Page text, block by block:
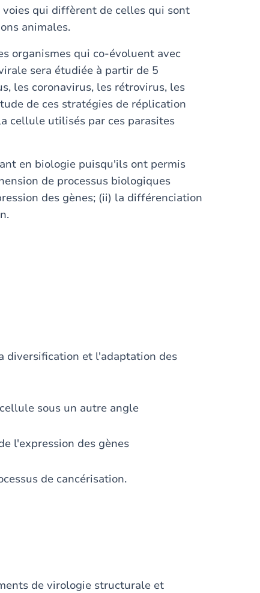
qui diffèrent de celles qui sont
animales.
organismes qui co-évoluent avec
sera étudiée à partir de 5
les coronavirus, les rétrovirus, les
de ces stratégies de réplication
cellule utilisés par ces parasites
en biologie puisqu'ils ont permis
de processus biologiques
des gènes; (ii) la différenciation
diversification et l'adaptation des
sous un autre angle
l'expression des gènes
de cancérisation.
de virologie structurale et